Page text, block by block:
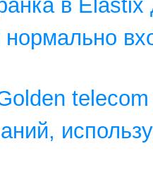
в
нормально
telecom